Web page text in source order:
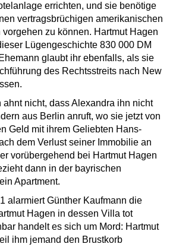
errichten, und sie benötige
vertragsbrüchigen amerikanischen
vorgehen zu können. Hartmut Hagen
Lügengeschichte 830 000 DM
glaubt ihr ebenfalls, als sie
des Rechtsstreits nach New
ahnt nicht, dass Alexandra ihn nicht
aus Berlin anruft, wo sie jetzt von
Geld mit ihrem Geliebten Hans-
dem Verlust seiner Immobilie an
vorübergehend bei Hartmut Hagen
dann in der bayrischen
Apartment.
alarmiert Günther Kaufmann die
Hagen in dessen Villa tot
handelt es sich um Mord: Hartmut
ihm jemand den Brustkorb